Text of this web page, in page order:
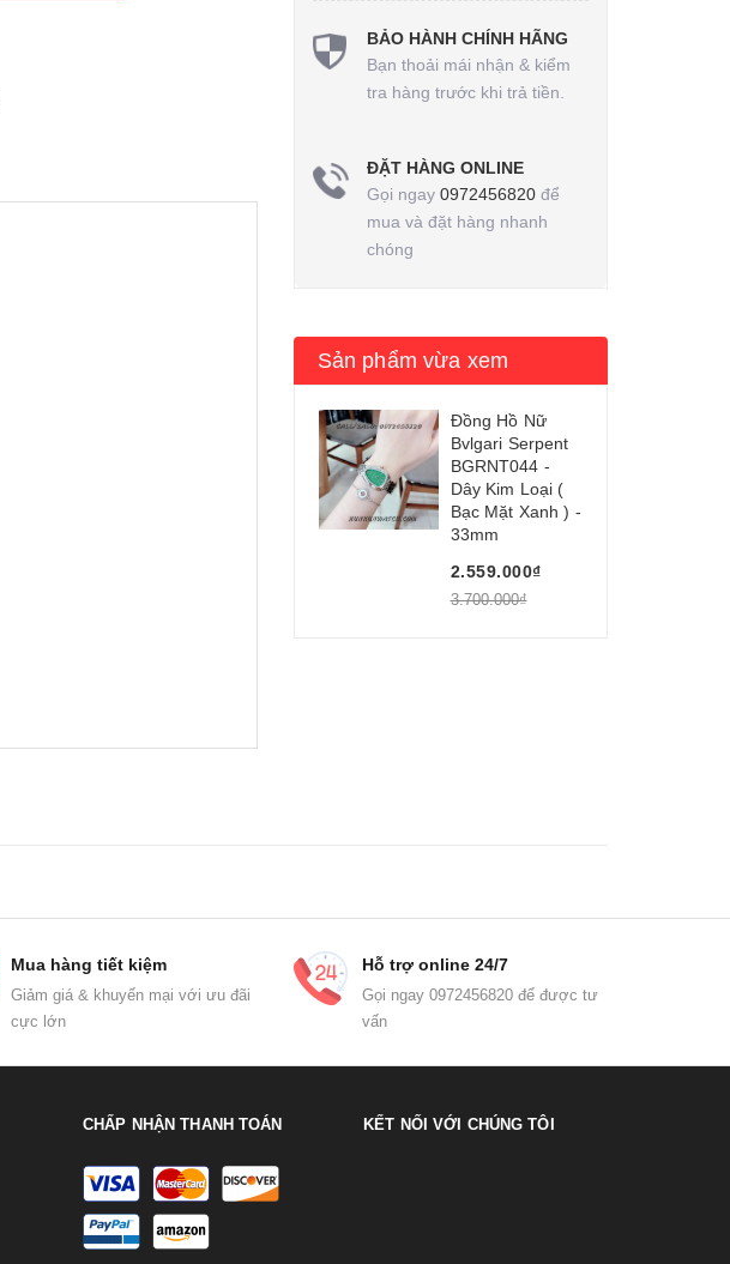
BẢO HÀNH CHÍNH HÃNG
Bạn thoải mái nhận & kiểm
tra hàng trước khi trả tiền.
ĐẶT HÀNG ONLINE
Gọi ngay 0972456820để
mua và đặt hàng nhanh
chóng
Sản phẩm vừa xem
Đồng Hồ Nữ
Bvlgari Serpent
BGRNT044 -
Dây Kim Loại (
Bạc Mặt Xanh ) -
33mm
2.559.000₫
3.700.000₫
Mua hàng tiết kiệm
Giảm giá & khuyến mại với ưu đãi
cực lớn
Hỗ trợ online 24/7
Gọi ngay 0972456820 để được tư
vấn
CHẤP NHẬN THANH TOÁN KẾT NỐI VỚI CHÚNG TÔI